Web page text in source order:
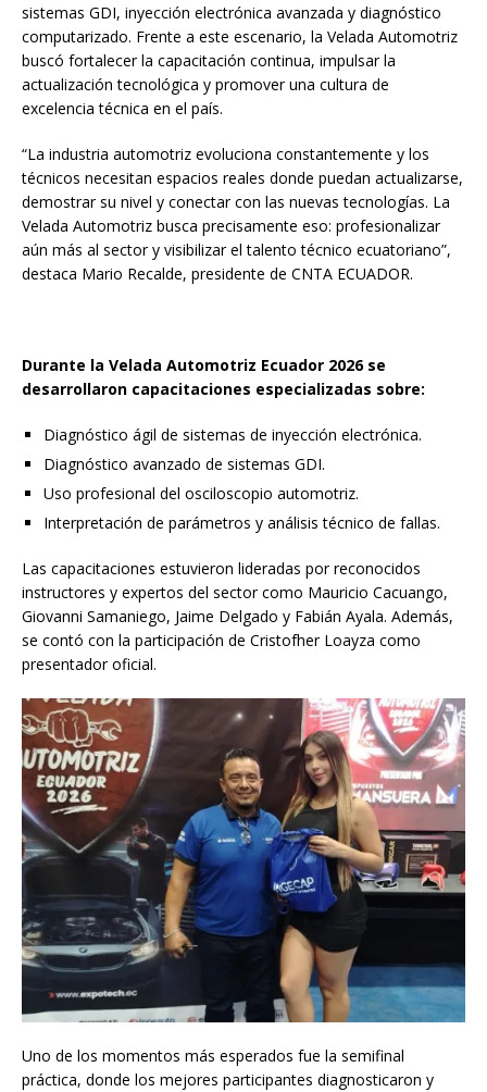
sistemas GDI, inyección electrónica avanzada y diagnóstico
computarizado. Frente a este escenario, la Velada Automotriz
buscó fortalecer la capacitación continua, impulsar la
actualización tecnológica y promover una cultura de
excelencia técnica en el país.
“La industria automotriz evoluciona constantemente y los
técnicos necesitan espacios reales donde puedan actualizarse,
demostrar su nivel y conectar con las nuevas tecnologías. La
Velada Automotriz busca precisamente eso: profesionalizar
aún más al sector y visibilizar el talento técnico ecuatoriano”,
destaca Mario Recalde, presidente de CNTA ECUADOR.
Durante la Velada Automotriz Ecuador 2026 se
desarrollaron capacitaciones especializadas sobre:
Diagnóstico ágil de sistemas de inyección electrónica.
Diagnóstico avanzado de sistemas GDI.
Uso profesional del osciloscopio automotriz.
Interpretación de parámetros y análisis técnico de fallas.
Las capacitaciones estuvieron lideradas por reconocidos
instructores y expertos del sector como Mauricio Cacuango,
Giovanni Samaniego, Jaime Delgado y Fabián Ayala. Además,
se contó con la participación de Cristofher Loayza como
presentador oficial.
Uno de los momentos más esperados fue la semifinal
práctica, donde los mejores participantes diagnosticaron y